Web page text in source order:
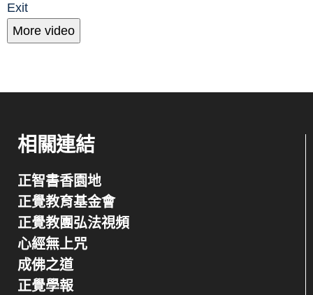
Exit
More video
相關連結
正智書香園地
正覺教育基金會
正覺教團弘法視頻
心經無上咒
成佛之道
正覺學報